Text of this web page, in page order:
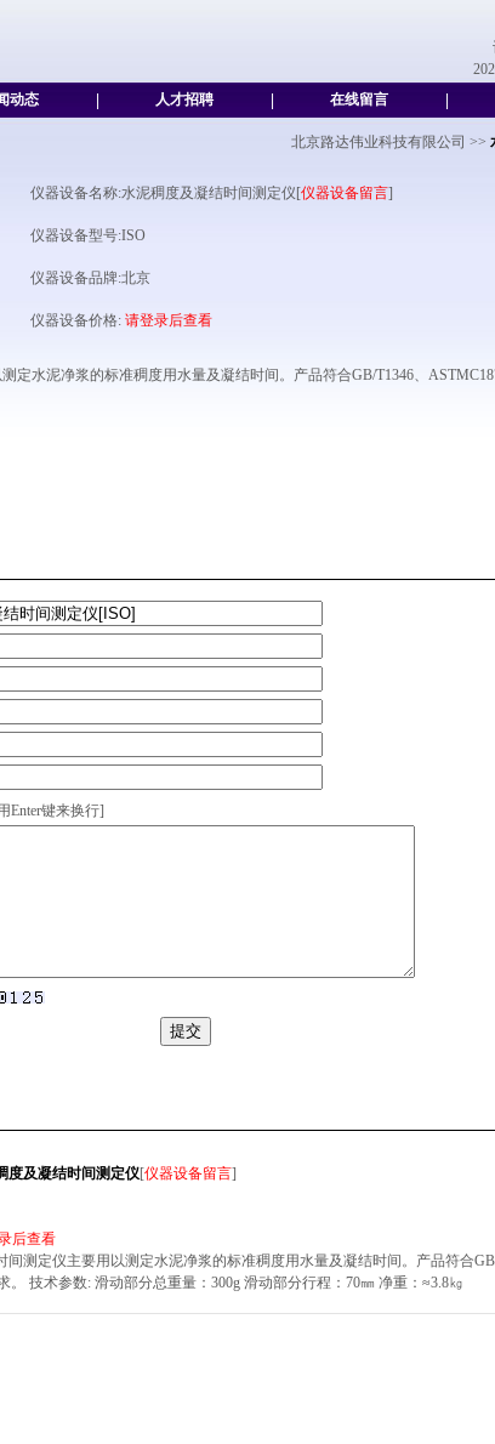
动态 人才招聘 在线留言
北京路达伟业科技有限公司 >>
仪器设备名称:水泥稠度及凝结时间测定仪[仪器设备留言]
仪器设备型号:ISO
仪器设备品牌:北京
仪器设备价格: 请登录后查看
定水泥净浆的标准稠度用水量及凝结时间。产品符合GB/T1346、
Enter键来换行]
度及凝结时间测定仪[仪器设备留言]
后查看
间测定仪主要用以测定水泥净浆的标准稠度用水量及凝结时间。产品符合
。 技术参数: 滑动部分总重量：300g 滑动部分行程：70㎜ 净重：≈3.8㎏